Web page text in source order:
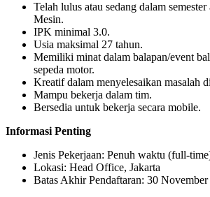
Telah lulus atau sedang dalam
Mesin.
IPK minimal 3.0.
Usia maksimal 27 tahun.
Memiliki minat dalam balapan/event
sepeda motor.
Kreatif dalam menyelesaikan masalah
Mampu bekerja dalam tim.
Bersedia untuk bekerja secara mobile.
Informasi Penting
Jenis Pekerjaan: Penuh waktu (full-
Lokasi: Head Office, Jakarta
Batas Akhir Pendaftaran: 30